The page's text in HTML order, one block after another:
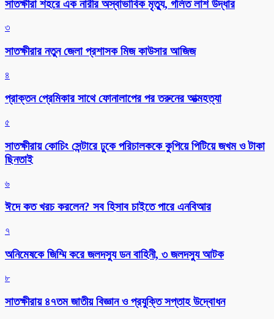
সাতক্ষীরা শহরে এক নারীর অস্বাভাবিক মৃত্যু, গলিত লাশ উদ্ধার
৩
সাতক্ষীরার নতুন জেলা প্রশাসক মিজ কাউসার আজিজ
৪
প্রাক্তন প্রেমিকার সাথে ফোনালাপের পর তরুনের আত্মহত্যা
৫
সাতক্ষীরায় কোচিং সেন্টারে ঢুকে পরিচালককে কুপিয়ে পিটিয়ে জখম ও টাকা
ছিনতাই
৬
ঈদে কত খরচ করলেন? সব হিসাব চাইতে পারে এনবিআর
৭
অনিমেষকে জিম্মি করে জলদস্যু ডন বাহিনী, ৩ জলদস্যু আটক
৮
সাতক্ষীরায় ৪৭তম জাতীয় বিজ্ঞান ও প্রযুক্তি সপ্তাহ উদ্বোধন